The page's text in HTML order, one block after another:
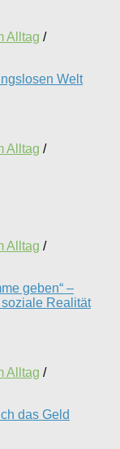
Alltag /
Welt
Alltag /
Alltag /
geben“ –
Realität
Alltag /
das Geld